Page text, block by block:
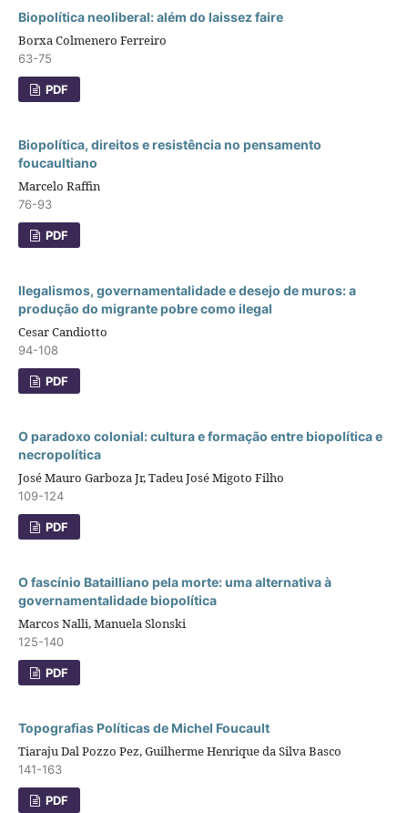
Biopolítica neoliberal: além do laissez faire
Borxa Colmenero Ferreiro
63-75
PDF
Biopolítica, direitos e resistência no pensamento
foucaultiano
Marcelo Raffin
76-93
PDF
Ilegalismos, governamentalidade e desejo de muros: a
produção do migrante pobre como ilegal
Cesar Candiotto
94-108
PDF
O paradoxo colonial: cultura e formação entre biopolítica e
necropolítica
José Mauro Garboza Jr, Tadeu José Migoto Filho
109-124
PDF
O fascínio Batailliano pela morte: uma alternativa à
governamentalidade biopolítica
Marcos Nalli, Manuela Slonski
125-140
PDF
Topografias Políticas de Michel Foucault
Tiaraju Dal Pozzo Pez, Guilherme Henrique da Silva Basco
141-163
PDF